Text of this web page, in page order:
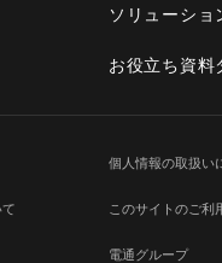
ソリューショ
お役立ち資料
個人情報の取扱い
このサイトのご利
電通グループ